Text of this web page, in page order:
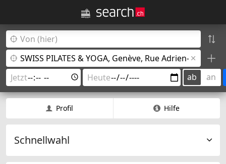
ab an
Profil Hilfe
Schnellwahl